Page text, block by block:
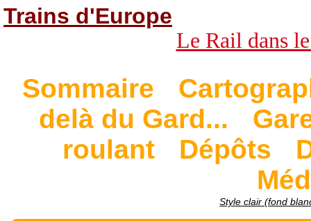
Trains d'Europe
Le Rail dans
Sommaire
delà du Gard...
roulant
Dépôts
Style clair (fond